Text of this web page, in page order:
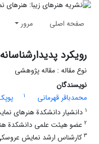
صفحه اصلی مرور
رویکرد
نوع مقاله : مقاله پژوهشی
نویسندگان
محمدباقر قهرمانی
1
1 دانشیار دانشکدة هنرهای
2 عضو هیئت‏ علمی دانشکدة
3 کارشناس ‏ارشد نمایش